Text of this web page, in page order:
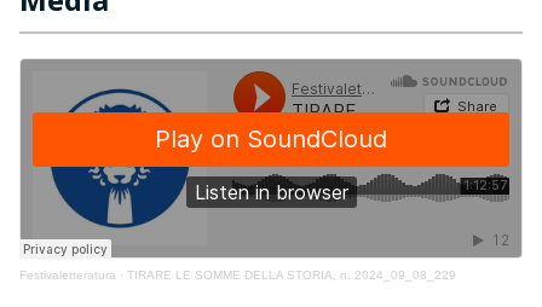
Festivaletteratura · TIRARE LE SOMME DELLA STORIA, n. 2024_09_08_229